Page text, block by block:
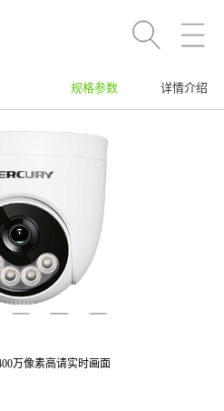
规格参数 详情介绍
万像素高请实时画面